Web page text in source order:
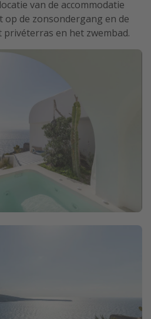
van de accommodatie
de zonsondergang en de
privéterras en het zwembad.